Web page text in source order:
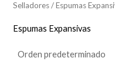
Selladores/ Espumas
Espumas Expansivas